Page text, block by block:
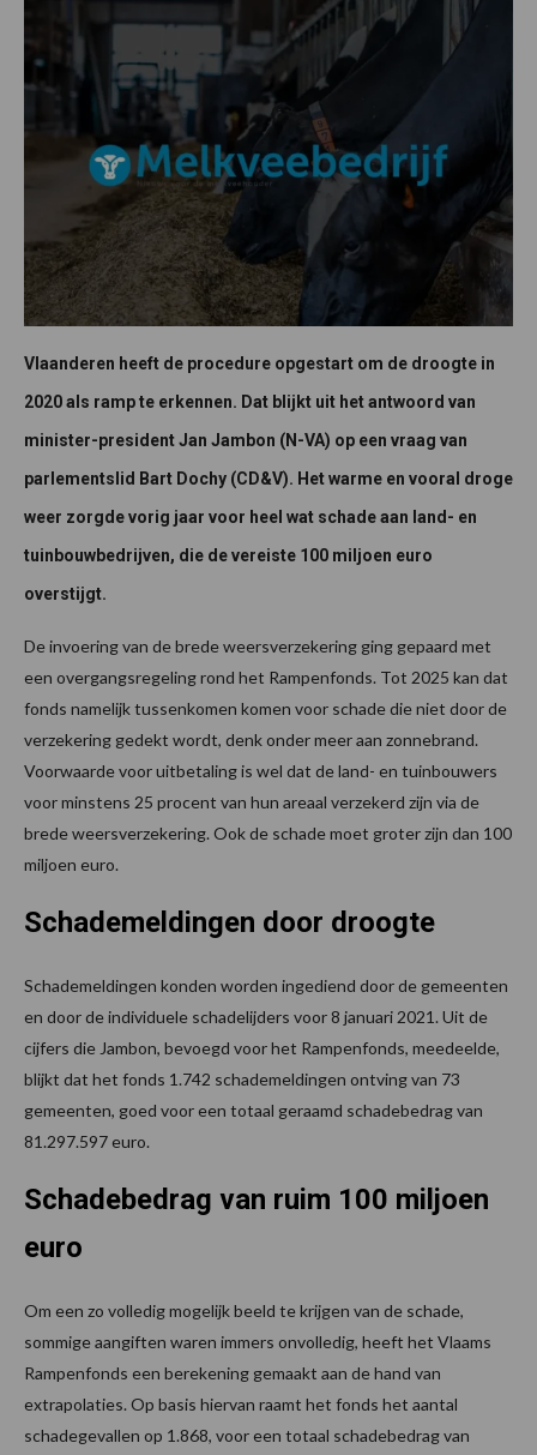
Vlaanderen heeft de procedure opgestart om de droogte in
2020 als ramp te erkennen. Dat blijkt uit het antwoord van
minister-president Jan Jambon (N-VA) op een vraag van
parlementslid Bart Dochy (CD&V). Het warme en vooral droge
weer zorgde vorig jaar voor heel wat schade aan land- en
tuinbouwbedrijven, die de vereiste 100 miljoen euro
overstijgt.
De invoering van de brede weersverzekering ging gepaard met
een overgangsregeling rond het Rampenfonds. Tot 2025 kan dat
fonds namelijk tussenkomen komen voor schade die niet door de
verzekering gedekt wordt, denk onder meer aan zonnebrand.
Voorwaarde voor uitbetaling is wel dat de land- en tuinbouwers
voor minstens 25 procent van hun areaal verzekerd zijn via de
brede weersverzekering. Ook de schade moet groter zijn dan 100
miljoen euro.
Schademeldingen door droogte
Schademeldingen konden worden ingediend door de gemeenten
en door de individuele schadelijders voor 8 januari 2021. Uit de
cijfers die Jambon, bevoegd voor het Rampenfonds, meedeelde,
blijkt dat het fonds 1.742 schademeldingen ontving van 73
gemeenten, goed voor een totaal geraamd schadebedrag van
81.297.597 euro.
Schadebedrag van ruim 100 miljoen
euro
Om een zo volledig mogelijk beeld te krijgen van de schade,
sommige aangiften waren immers onvolledig, heeft het Vlaams
Rampenfonds een berekening gemaakt aan de hand van
extrapolaties. Op basis hiervan raamt het fonds het aantal
schadegevallen op 1.868, voor een totaal schadebedrag van